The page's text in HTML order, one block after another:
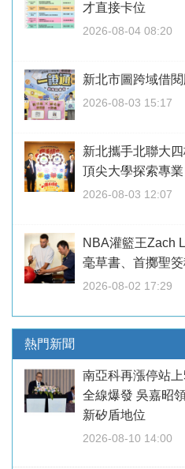
才直接卡位
2026-08-04 08:20
新北市圖跨域借
2026-08-03 15:17
新北攜手北聯大
頂尖大學探索專業
2026-08-03 12:07
NBA灌籃王Zach
毫草書、首擲聖
2026-08-02 17:29
熱門新聞
南亞科再漲停站
全線爆發 吳嘉昭
新矽盾地位
2026-08-10 14:00